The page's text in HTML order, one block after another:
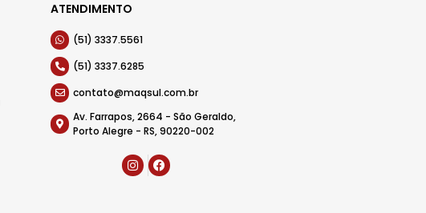
ATENDIMENTO
(51) 3337.5561
(51) 3337.6285
contato@maqsul.com.br
Av. Farrapos, 2664 - São Geraldo,
Porto Alegre - RS, 90220-002